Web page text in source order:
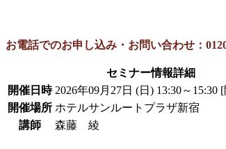
お電話でのお申し込み・お問い合わせ：
セミナー情報詳細
開催日時 2026年09月27日 (日) 13:30～15:30
開催場所 ホテルサンルートプラザ新宿
講師
森藤 綾